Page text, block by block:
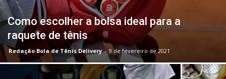
Como escolher a bolsa ideal para a
raquete de tênis
Redação Bola de Tênis Delivery - 9 de fevereiro de 2021